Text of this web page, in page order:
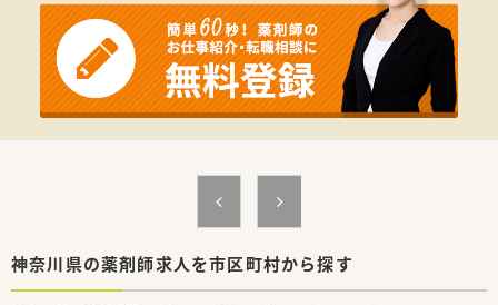
■患者様の健康管理をサポートする、かかりつけ薬剤師としての
役割を担いながら信頼関係を築いていくことも重要なお仕事で
す。
■全体の約5割の店舗で実施している在宅医療に関する業務につ
いても、今後の状況に応じて携わっていただく可能性がありま
す。
■今後のさらなる店舗展開や組織体制の強化を見据え、新たな環
境で活躍したい正社員を急募しております。
す。
■ご自身のこれまでの経歴におごることなく、謙虚で素直な気持
神奈川県の薬剤師求人を市区町村から探す